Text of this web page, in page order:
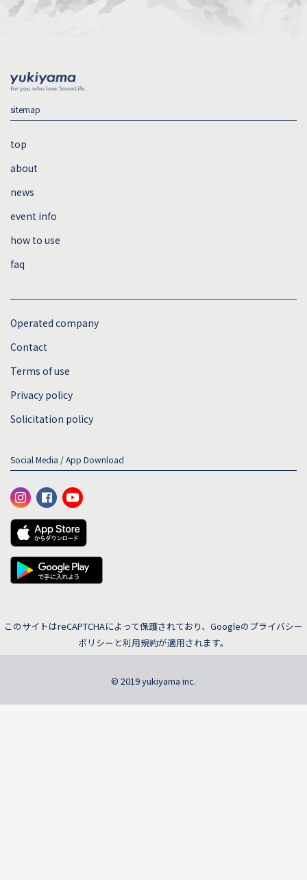
sitemap
top
about
news
event info
how to use
faq
Operated company
Contact
Terms of use
Privacy policy
Solicitation policy
Social Media / App Download
このサイトはreCAPTCHAによって保護されており、Googleの プライバシー
ポリシー と利用規約が適用されます。
© 2019 yukiyama inc.